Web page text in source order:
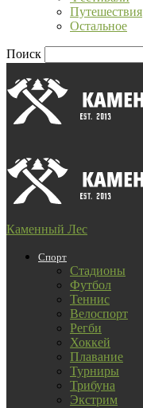
Путешествия
Остальное
Поиск
Каменный Лес
Спорт
Стадионы
Футбол
Теннис
Велоспорт
Регби
Хоккей
Плавание
Турниры
Трибуна
Экстрим